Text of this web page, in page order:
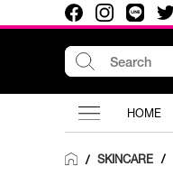
HOME
/ SKINCARE /